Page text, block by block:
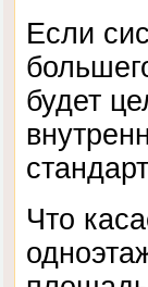
Если
будет
Что